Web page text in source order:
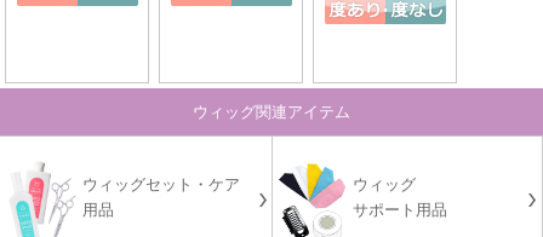
ウィッグ関連アイテム
ウィッグセット・ケア
用品
ウィッグ
サポート用品